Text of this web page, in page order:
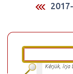
Kérjük, írja